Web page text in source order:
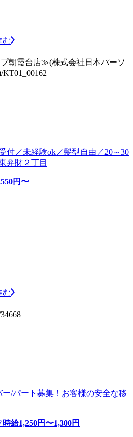
む
朝霞台店≫(株式会社日本パーソ
付／未経験ok／髪型自由／20～30
弁財２丁目
円〜
む
ー/パート募集！お客様の安全な移
時給1,250円〜1,300円